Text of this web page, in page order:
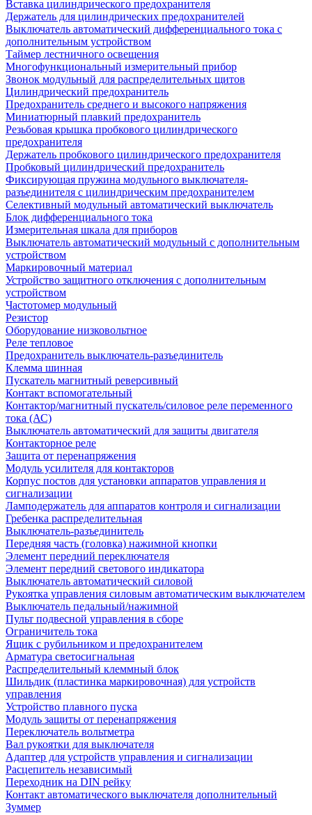
Вставка цилиндрического предохранителя
Держатель для цилиндрических предохранителей
Выключатель автоматический дифференциального тока с
дополнительным устройством
Таймер лестничного освещения
Многофункциональный измерительный прибор
Звонок модульный для распределительных щитов
Цилиндрический предохранитель
Предохранитель среднего и высокого напряжения
Миниатюрный плавкий предохранитель
Резьбовая крышка пробкового цилиндрического
предохранителя
Держатель пробкового цилиндрического предохранителя
Пробковый цилиндрический предохранитель
Фиксирующая пружина модульного выключателя-
разъединителя с цилиндрическим предохранителем
Селективный модульный автоматический выключатель
Блок дифференциального тока
Измерительная шкала для приборов
Выключатель автоматический модульный с дополнительным
устройством
Маркировочный материал
Устройство защитного отключения с дополнительным
устройством
Частотомер модульный
Резистор
Оборудование низковольтное
Реле тепловое
Предохранитель выключатель-разъединитель
Клемма шинная
Пускатель магнитный реверсивный
Контакт вспомогательный
Контактор/магнитный пускатель/силовое реле переменного
тока (АС)
Выключатель автоматический для защиты двигателя
Контакторное реле
Защита от перенапряжения
Модуль усилителя для контакторов
Корпус постов для установки аппаратов управления и
сигнализации
Ламподержатель для аппаратов контроля и сигнализации
Гребенка распределительная
Выключатель-разъединитель
Передняя часть (головка) нажимной кнопки
Элемент передний переключателя
Элемент передний светового индикатора
Выключатель автоматический силовой
Рукоятка управления силовым автоматическим выключателем
Выключатель педальный/нажимной
Пульт подвесной управления в сборе
Ограничитель тока
Ящик с рубильником и предохранителем
Арматура светосигнальная
Распределительный клеммный блок
Шильдик (пластинка маркировочная) для устройств
управления
Устройство плавного пуска
Модуль защиты от перенапряжения
Переключатель вольтметра
Вал рукоятки для выключателя
Адаптер для устройств управления и сигнализации
Расцепитель независимый
Переходник на DIN рейку
Контакт автоматического выключателя дополнительный
Зуммер